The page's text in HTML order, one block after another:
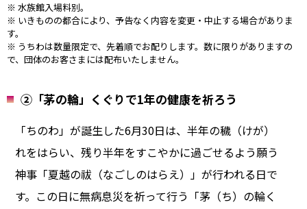
※ 水族館入場料別。
※ いきものの都合により、予告なく内容を変更・中止する場合がありま
す。
※ うちわは数量限定で、先着順でお配りします。数に限りがありますの
で、団体のお客さまには配布いたしません。
②「茅の輪」くぐりで1年の健康を祈ろう
「ちのわ」が誕生した6月30日は、半年の穢（けが）
れをはらい、残り半年をすこやかに過ごせるよう願う
神事「夏越の祓（なごしのはらえ）」が行われる日で
す。この日に無病息災を祈って行う「茅（ち）の輪く